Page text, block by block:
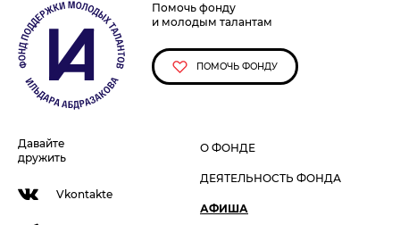
Помочь фонду
и молодым талантам
ПОМОЧЬ ФОНДУ
О ФОНДЕ
ДЕЯТЕЛЬНОСТЬ ФОНДА
АФИША
Давайте
дружить
Vkontakte